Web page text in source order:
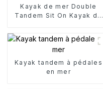
Kayak de mer Double
Tandem Sit On Kayak de
Kayak tandem à pédales
en mer